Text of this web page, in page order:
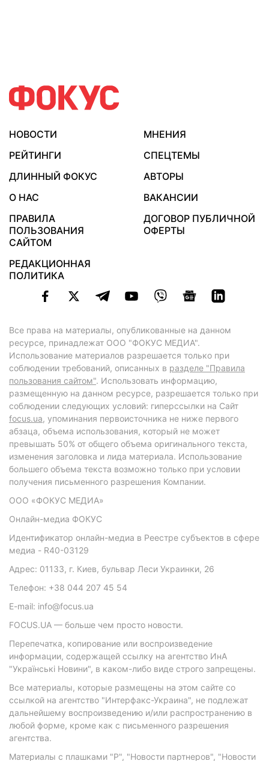
НОВОСТИ
МНЕНИЯ
РЕЙТИНГИ
СПЕЦТЕМЫ
ДЛИННЫЙ ФОКУС
АВТОРЫ
О НАС
ВАКАНСИИ
ПРАВИЛА
ПОЛЬЗОВАНИЯ
САЙТОМ
ДОГОВОР ПУБЛИЧНОЙ
ОФЕРТЫ
РЕДАКЦИОННАЯ
ПОЛИТИКА
Все права на материалы, опубликованные на данном
ресурсе, принадлежат ООО "ФОКУС МЕДИА".
Использование материалов разрешается только при
соблюдении требований, описанных в разделе "Правила
пользования сайтом". Использовать информацию,
размещенную на данном ресурсе, разрешается только при
соблюдении следующих условий: гиперссылки на Сайт
focus.ua, упоминания первоисточника не ниже первого
абзаца, объема использования, который не может
превышать 50% от общего объема оригинального текста,
изменения заголовка и лида материала. Использование
большего объема текста возможно только при условии
получения письменного разрешения Компании.
ООО «ФОКУС МЕДИА»
Онлайн-медиа ФОКУС
Идентификатор онлайн-медиа в Реестре субъектов в сфере
медиа - R40-03129
Адрес: 01133, г. Киев, бульвар Леси Украинки, 26
Телефон: +38 044 207 45 54
E-mail: info@focus.ua
FOCUS.UA — больше чем просто новости.
Перепечатка, копирование или воспроизведение
информации, содержащей ссылку на агентство ИнА
"Українські Новини", в каком-либо виде строго запрещены.
Все материалы, которые размещены на этом сайте со
ссылкой на агентство "Интерфакс-Украина", не подлежат
дальнейшему воспроизведению и/или распространению в
любой форме, кроме как с письменного разрешения
агентства.
Материалы с плашками "Р", "Новости партнеров", "Новости